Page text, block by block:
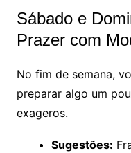
Sábado e
Prazer com
No fim de semana,
preparar algo um
exageros.
Sugestões: